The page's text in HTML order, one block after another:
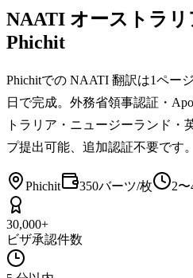
NAATI オーストラ
Phichit
Phichitでの NAATI 翻訳は1ペー
日で完成。外務省領事認証・
トラリア・ニュージーランド・
プ提出可能、追加認証不要です。
Phichit 350バーツ/枚 2〜
30,000+
ビザ承認件数